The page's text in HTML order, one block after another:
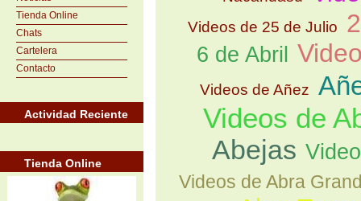
Tienda Online
Chats
Cartelera
Contacto
Actividad Reciente
Tienda Online
Videos de 25 de Julio
6 de Abril
Videos de Añez
Videos de
Abejas
Videos de Abra